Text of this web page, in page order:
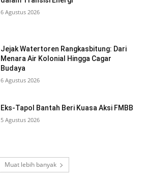
6 Agustus 2026
Jejak Watertoren Rangkasbitung: Dari
Menara Air Kolonial Hingga Cagar
Budaya
6 Agustus 2026
Eks-Tapol Bantah Beri Kuasa Aksi FMBB
5 Agustus 2026
Muat lebih banyak